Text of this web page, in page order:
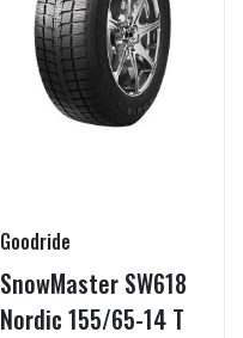
Goodride
SnowMaster SW618
Nordic 155/65-14 T